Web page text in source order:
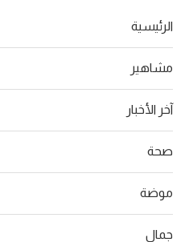
الرئيسية
مشاهير
آخر الأخبار
صحة
موضة
جمال